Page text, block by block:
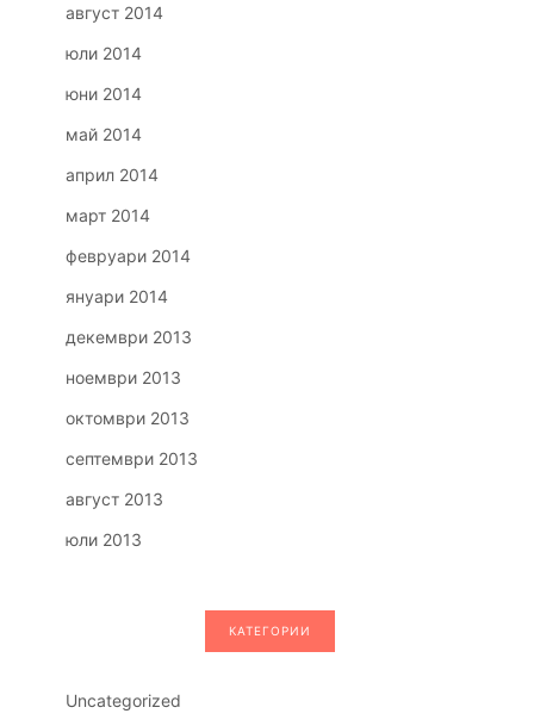
август 2014
юли 2014
юни 2014
май 2014
април 2014
март 2014
февруари 2014
януари 2014
декември 2013
ноември 2013
октомври 2013
септември 2013
август 2013
юли 2013
КАТЕГОРИИ
Uncategorized